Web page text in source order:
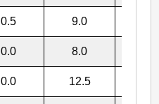
0.5 9.0
0.0 8.0
0.0 12.5